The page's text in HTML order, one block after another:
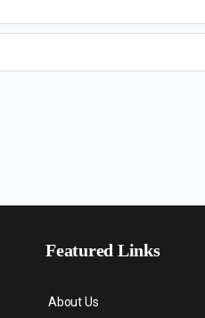
Featured Links
About Us